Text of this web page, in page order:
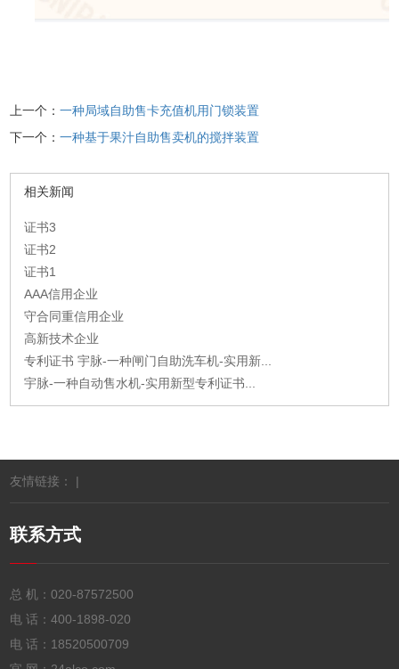
上一个：一种局域自助售卡充值机用门锁装置
下一个：一种基于果汁自助售卖机的搅拌装置
相关新闻
证书3
证书2
证书1
AAA信用企业
守合同重信用企业
高新技术企业
专利证书 宇脉-一种闸门自助洗车机-实用新...
宇脉-一种自动售水机-实用新型专利证书...
友情链接： |
联系方式
总 机：020-87572500
电 话：400-1898-020
电 话： 18520500709